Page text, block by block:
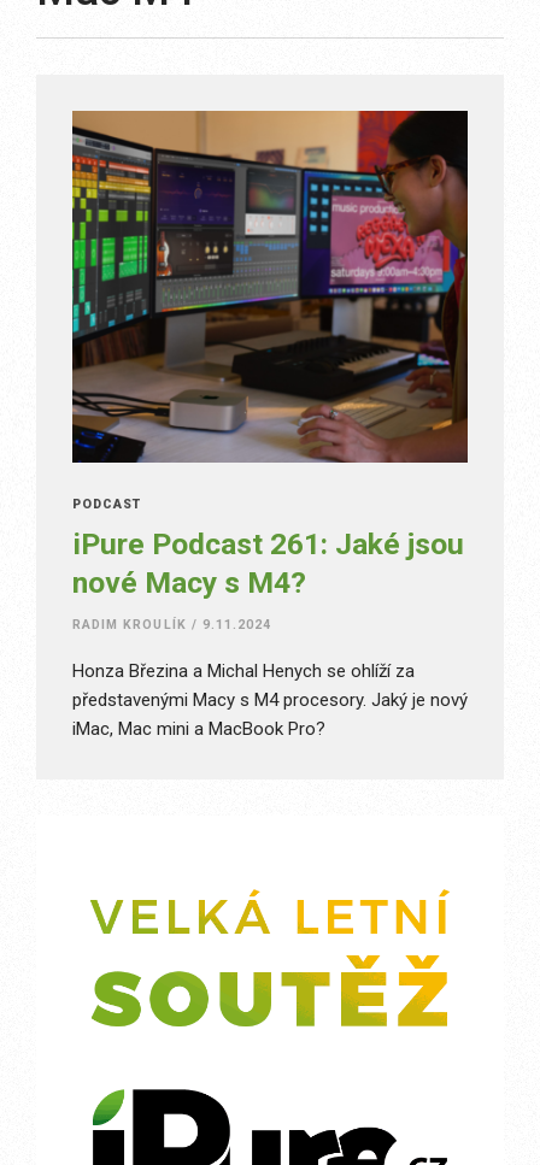
PODCAST
iPure Podcast 261: Jaké jsou
nové Macy s M4?
RADIM KROULÍK / 9.11.2024
Honza Březina a Michal Henych se ohlíží za
představenými Macy s M4 procesory. Jaký je nový
iMac, Mac mini a MacBook Pro?